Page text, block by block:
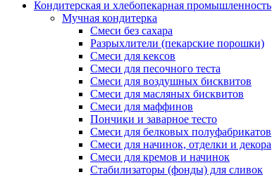
Кондитерская и хлебопекарная промышленность
Мучная кондитерка
Смеси без сахара
Разрыхлители (пекарские порошки)
Смеси для кексов
Смеси для песочного теста
Смеси для воздушных бисквитов
Смеси для масляных бисквитов
Смеси для маффинов
Пончики и заварное тесто
Cмеси для белковых полуфабрикатов
Смеси для начинок, отделки и декора
Смеси для кремов и начинок
Стабилизаторы (фонды) для сливок